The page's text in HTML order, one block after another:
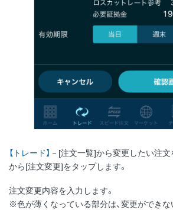
【トレード】 －[注文一覧]から変更したい注
から[注文変更]をタップします。
注文変更内容を入力します。
※色が薄くなっている部分は、変更ができな